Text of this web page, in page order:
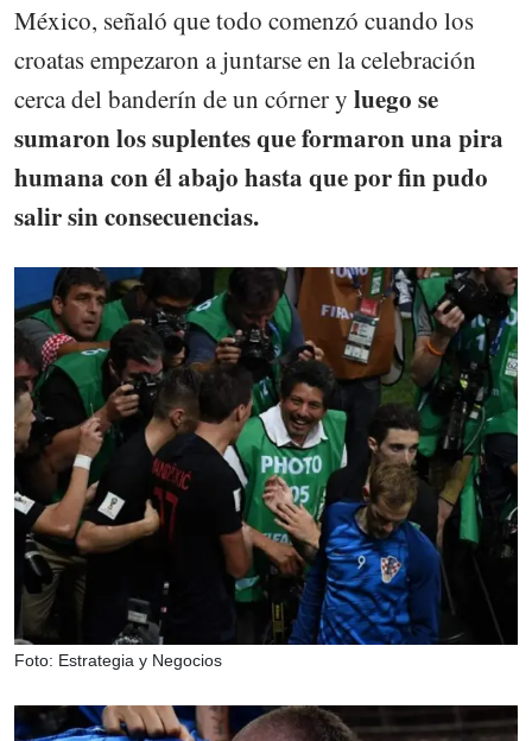
México, señaló que todo comenzó cuando los
croatas empezaron a juntarse en la celebración
cerca del banderín de un córner y luego se
sumaron los suplentes que formaron una pira
humana con él abajo hasta que por fin pudo
salir sin consecuencias.
Foto: Estrategia y Negocios